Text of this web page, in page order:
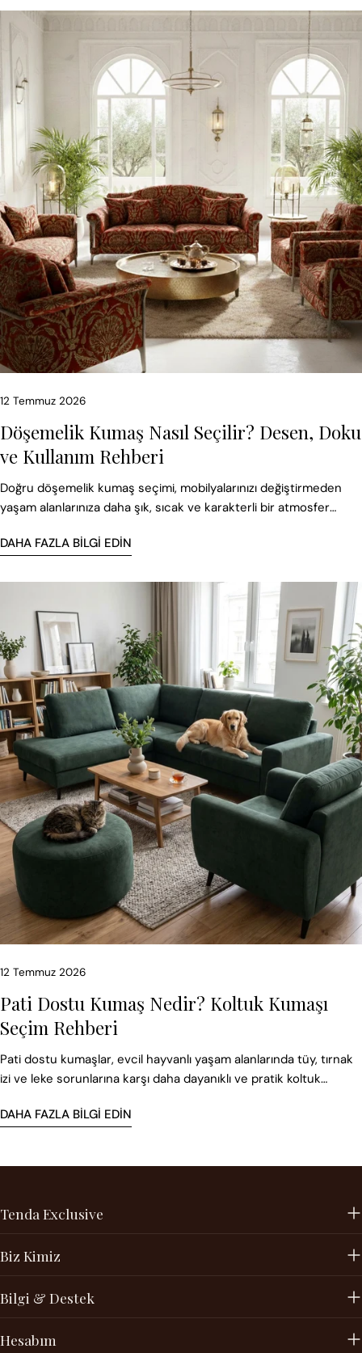
12 Temmuz 2026
Döşemelik Kumaş Nasıl Seçilir? Desen, Doku
ve Kullanım Rehberi
Doğru döşemelik kumaş seçimi, mobilyalarınızı değiştirmeden
yaşam alanlarınıza daha şık, sıcak ve karakterli bir atmosfer
DAHA FAZLA BILGI EDIN
12 Temmuz 2026
Pati Dostu Kumaş Nedir? Koltuk Kumaşı
Seçim Rehberi
Pati dostu kumaşlar, evcil hayvanlı yaşam alanlarında tüy, tırnak
izi ve leke sorunlarına karşı daha dayanıklı ve pratik koltuk
DAHA FAZLA BILGI EDIN
Tenda Exclusive
Biz Kimiz
Bilgi & Destek
Hesabım